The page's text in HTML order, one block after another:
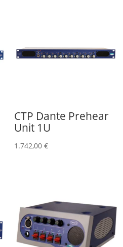
CTP Dante Prehear
Unit 1U
1.742,00 €